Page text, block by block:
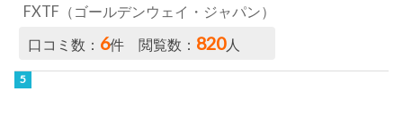
FXTF（ゴールデンウェイ・ジャパン）
口コミ数： 6件 閲覧数： 820人